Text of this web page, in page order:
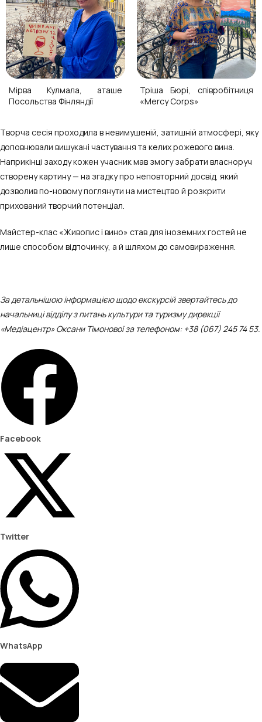
Мірва Кулмала, аташе
Посольства Фінляндії
Тріша Бюрі, співробітниця
«Mercy Corps»
Творча сесія проходила в невимушеній, затишній атмосфері, яку
доповнювали вишукані частування та келих рожевого вина.
Наприкінці заходу кожен учасник мав змогу забрати власноруч
створену картину — на згадку про неповторний досвід, який
дозволив по-новому поглянути на мистецтво й розкрити
прихований творчий потенціал.
Майстер-клас «Живопис і вино» став для іноземних гостей не
лише способом відпочинку, а й шляхом до самовираження.
За детальнішою інформацією щодо екскурсій звертайтесь до
начальниці відділу з питань культури та туризму дирекції
«Медіацентр» Оксани Тімонової за телефоном: +38 (067) 245 74 53.
Facebook
Twitter
WhatsApp